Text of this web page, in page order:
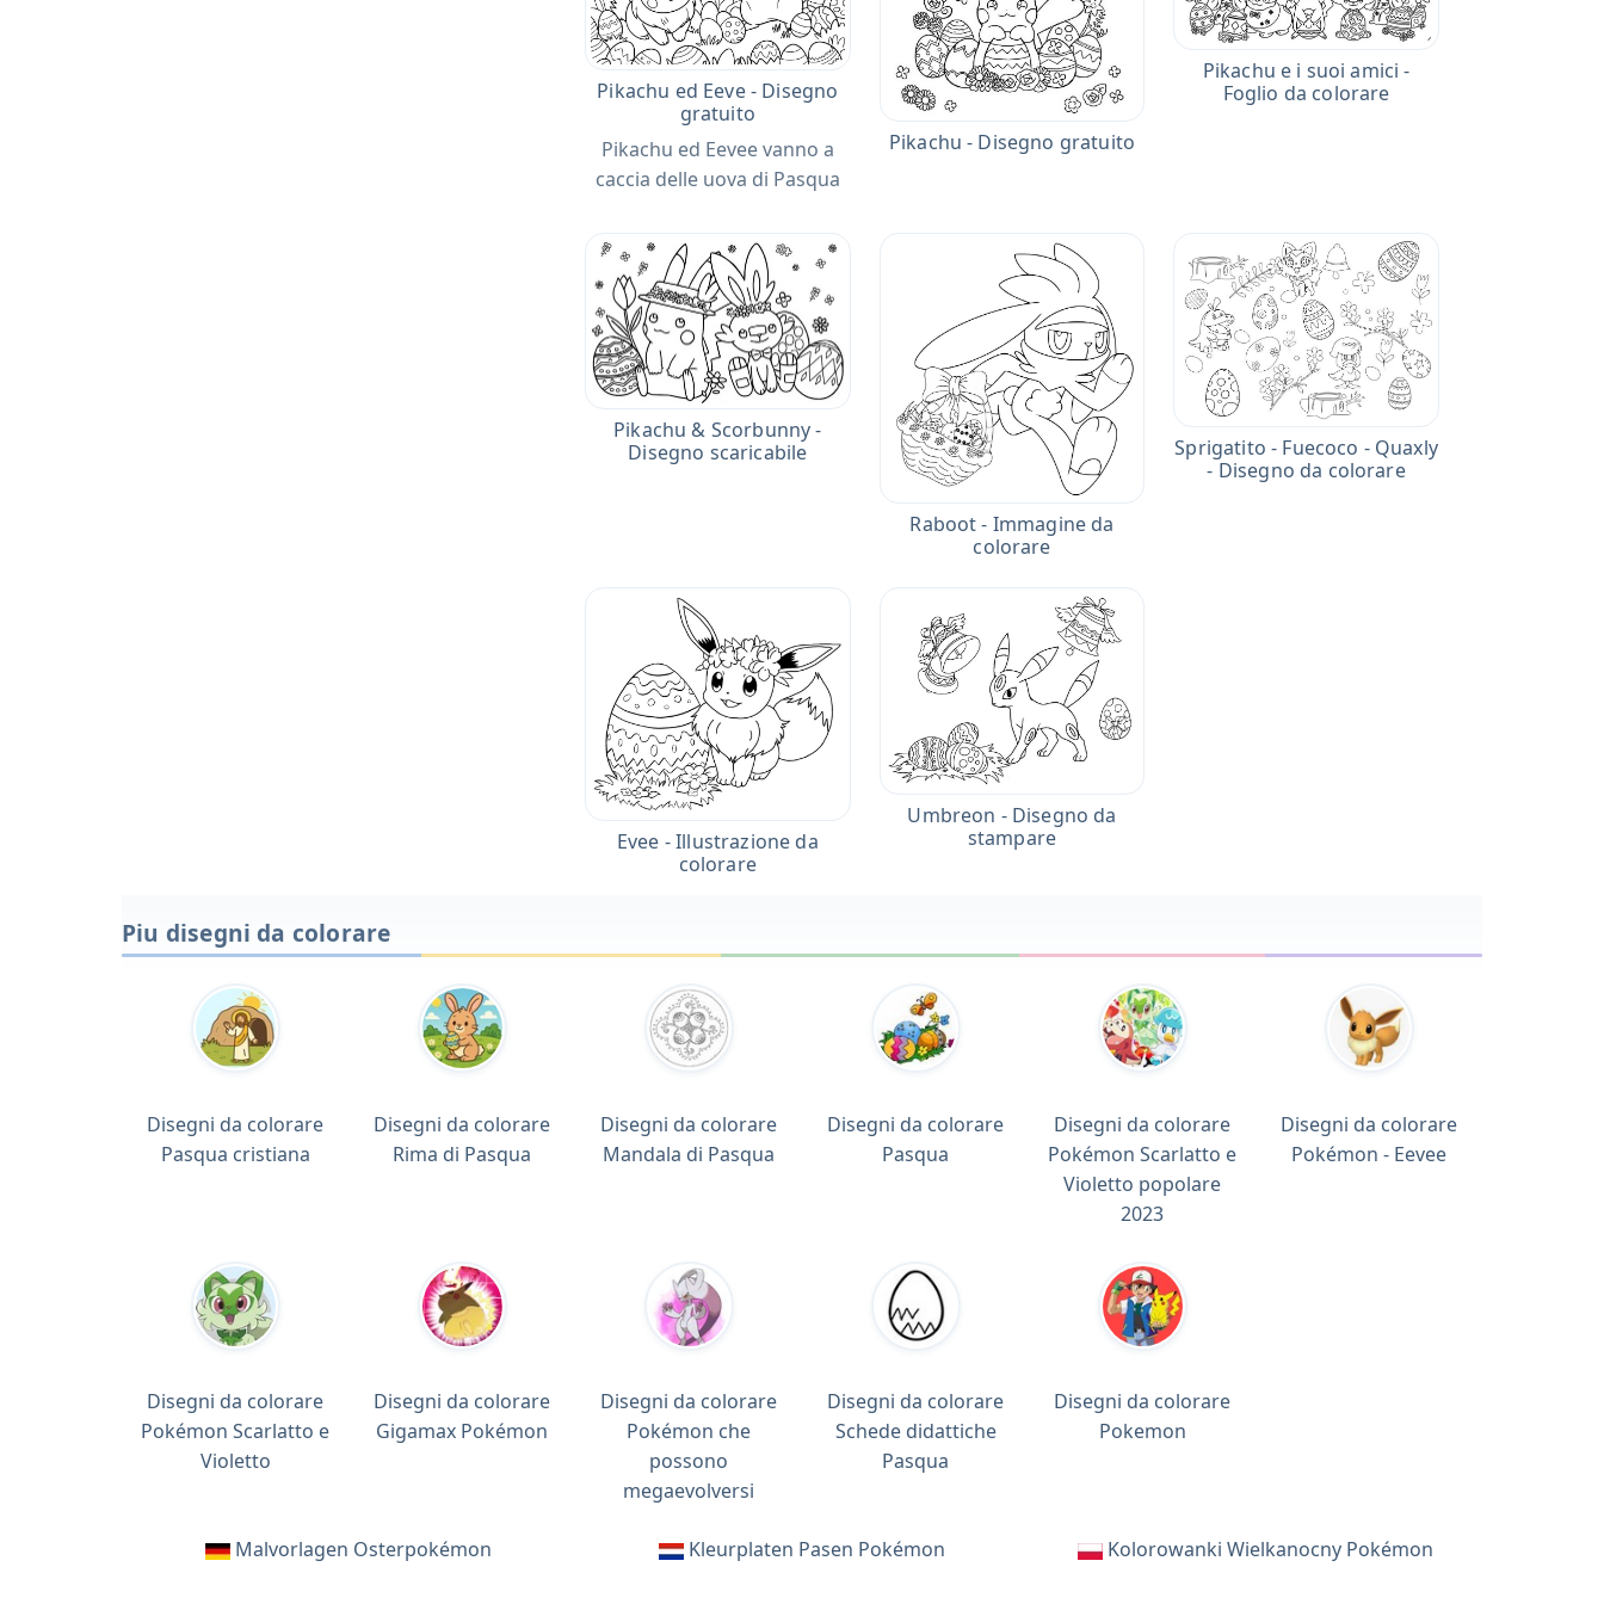
Pikachu ed Eeve - Disegno
gratuito
Pikachu ed Eevee vanno a
caccia delle uova di Pasqua
Pikachu - Disegno gratuito
Pikachu e i suoi amici -
Foglio da colorare
Pikachu & Scorbunny -
Disegno scaricabile
Raboot - Immagine da
colorare
Sprigatito - Fuecoco - Quaxly
- Disegno da colorare
Evee - Illustrazione da
colorare
Umbreon - Disegno da
stampare
Piu disegni da colorare
Disegni da colorare
Pasqua cristiana
Disegni da colorare
Rima di Pasqua
Disegni da colorare
Mandala di Pasqua
Disegni da colorare
Pasqua
Disegni da colorare
Pokémon Scarlatto e
Violetto popolare
2023
Disegni da colorare
Pokémon - Eevee
Disegni da colorare
Pokémon Scarlatto e
Violetto
Disegni da colorare
Gigamax Pokémon
Disegni da colorare
Pokémon che
possono
megaevolversi
Disegni da colorare
Schede didattiche
Pasqua
Disegni da colorare
Pokemon
Malvorlagen Osterpokémon Kleurplaten Pasen Pokémon Kolorowanki Wielkanocny Pokémon